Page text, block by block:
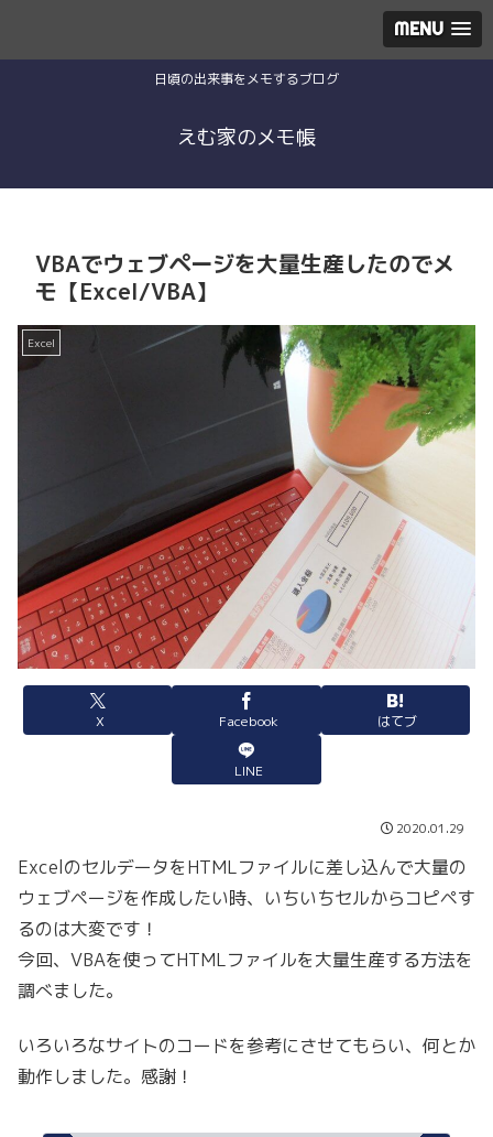
MENU
日頃の出来事をメモするブログ
えむ家のメモ帳
VBAでウェブページを大量生産したのでメ
モ【Excel/VBA】
Excel
X Facebook はてブ
LINE
2020.01.29
ExcelのセルデータをHTMLファイルに差し込んで大量の
ウェブページを作成したい時、いちいちセルからコピペす
るのは大変です！
今回、VBAを使ってHTMLファイルを大量生産する方法を
調べました。
いろいろなサイトのコードを参考にさせてもらい、何とか
動作しました。感謝！